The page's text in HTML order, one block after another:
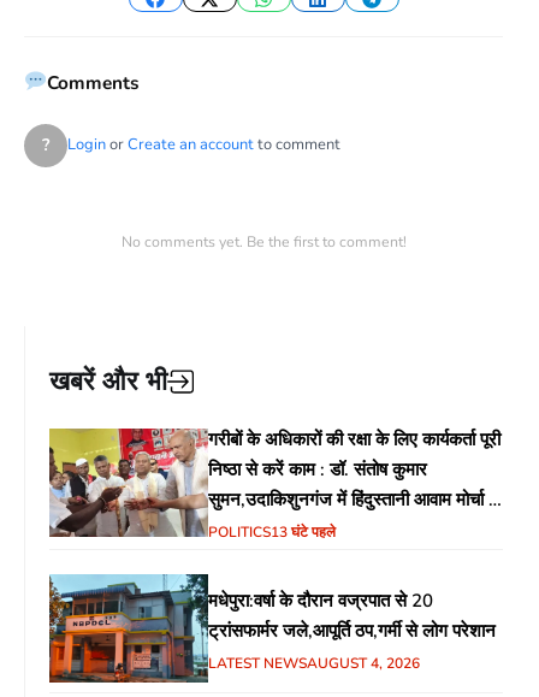
Facebook
TwitterWhatsApp
LinkedInTelegram
Comments
? LoginorCreate an accountto comment
No comments yet. Be the first to comment!
खबरें और भी
गरीबों के अधिकारों की रक्षा के लिए कार्यकर्ता पूरी
निष्ठा से करें काम : डॉ. संतोष कुमार
सुमन,उदाकिशुनगंज में हिंदुस्तानी आवाम मोर्चा के
गरीब चौपाल में शिक्षा, स्वास्थ्य, रोजगार समेत
POLITICS13 घंटे पहले
मधेपुरा:वर्षा के दौरान वज्रपात से 20
ट्रांसफार्मर जले,आपूर्ति ठप,गर्मी से लोग परेशान
LATEST NEWSAUGUST 4, 2026